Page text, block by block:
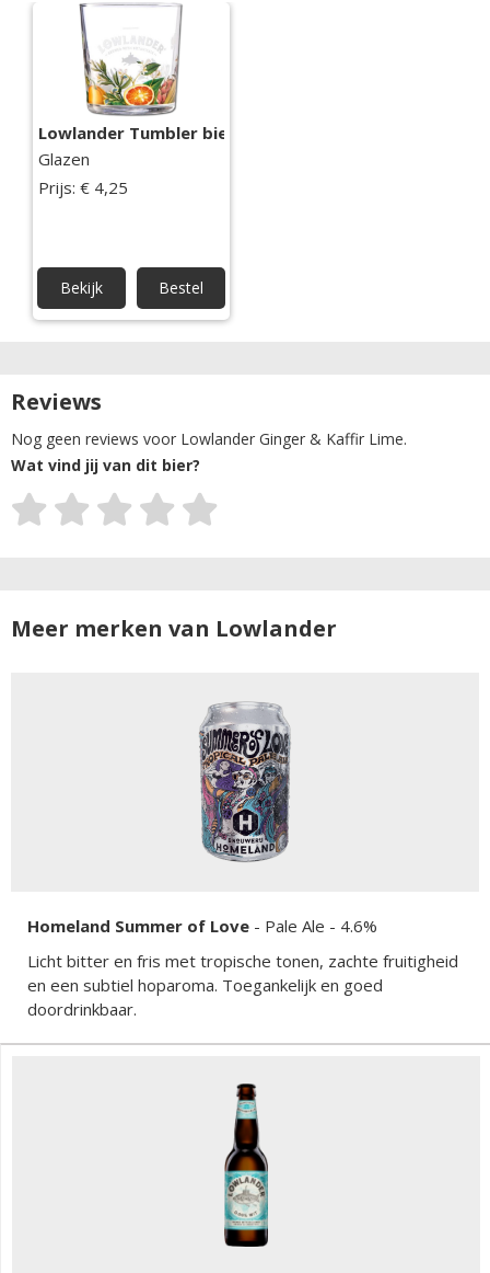
Lowlander Tumbler bierglas
Glazen
Prijs: € 4,25
Bekijk Bestel
Reviews
Nog geen reviews voor Lowlander Ginger & Kaffir Lime.
Wat vind jij van dit bier?
Meer merken van Lowlander
Homeland Summer of Love - Pale Ale - 4.6%
Licht bitter en fris met tropische tonen, zachte fruitigheid
en een subtiel hoparoma. Toegankelijk en goed
doordrinkbaar.